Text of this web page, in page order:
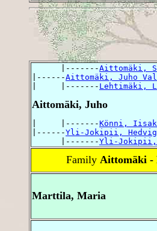
      |-------
Aittomäki,
|------Aittomäki, Juho
|     |------- Lehtimäki,
Aittomäki, Juho
|     |-------Könni, Iisak
|------Yli-Jokipii,
      |-------
Yli-Jokipii,
Family Aittomäki
Marttila, Maria